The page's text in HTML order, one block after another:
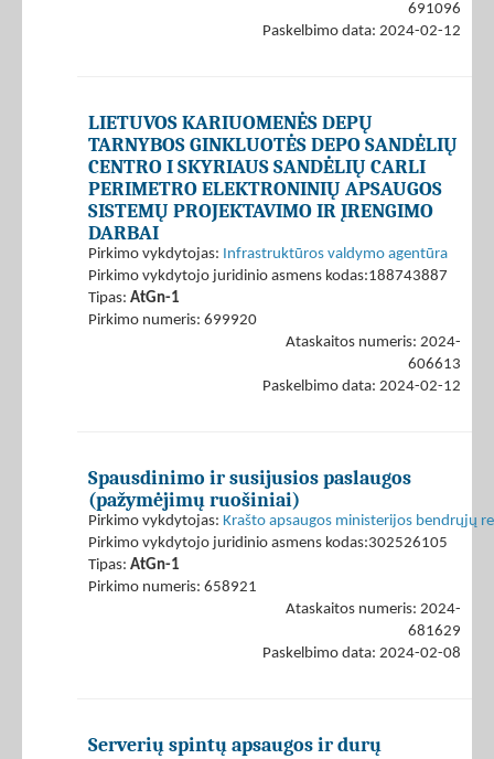
691096
Paskelbimo data: 2024-02-12
LIETUVOS KARIUOMENĖS DEPŲ
TARNYBOS GINKLUOTĖS DEPO SANDĖLIŲ
CENTRO I SKYRIAUS SANDĖLIŲ CARLI
PERIMETRO ELEKTRONINIŲ APSAUGOS
SISTEMŲ PROJEKTAVIMO IR ĮRENGIMO
DARBAI
Pirkimo vykdytojas: Infrastruktūros valdymo agentūra
Pirkimo vykdytojo juridinio asmens kodas:188743887
Tipas: AtGn-1
Pirkimo numeris: 699920
Ataskaitos numeris: 2024-
606613
Paskelbimo data: 2024-02-12
Spausdinimo ir susijusios paslaugos
(pažymėjimų ruošiniai)
Pirkimo vykdytojas: Krašto apsaugos ministerijos bendrųjų
Pirkimo vykdytojo juridinio asmens kodas:302526105
Tipas: AtGn-1
Pirkimo numeris: 658921
Ataskaitos numeris: 2024-
681629
Paskelbimo data: 2024-02-08
Serverių spintų apsaugos ir durų